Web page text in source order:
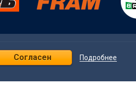
Согласен Подробнее